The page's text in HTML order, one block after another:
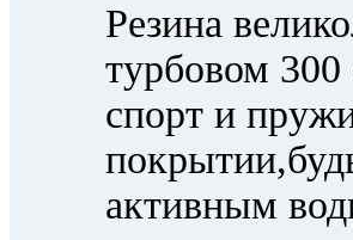
Резина
турбовом
спорт и
активным